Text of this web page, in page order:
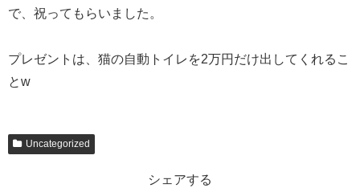
で、祝ってもらいました。
プレゼントは、猫の自動トイレを2万円だけ出してくれるこ
とw
Uncategorized
シェアする